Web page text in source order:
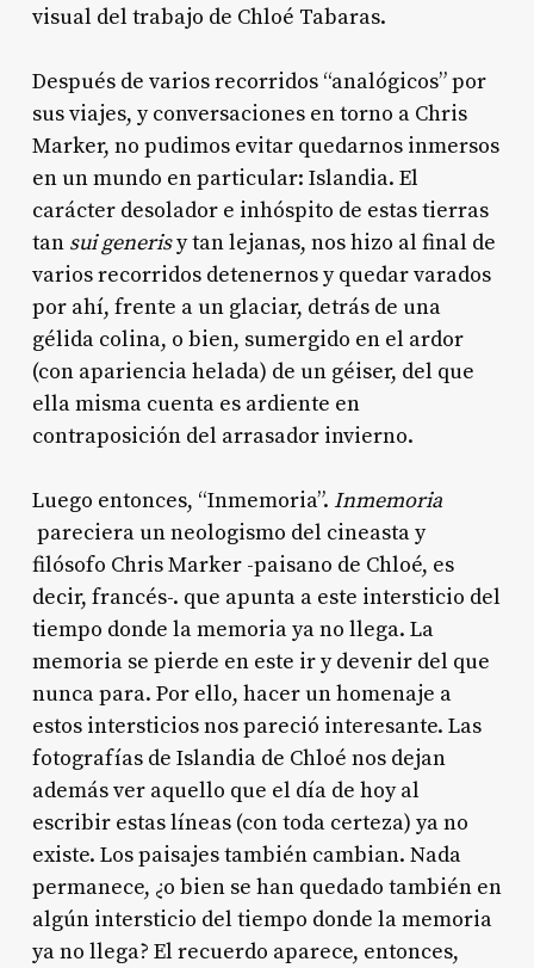
visual del trabajo de Chloé Tabaras.
Después de varios recorridos “analógicos” por
sus viajes, y conversaciones en torno a Chris
Marker, no pudimos evitar quedarnos inmersos
en un mundo en particular: Islandia. El
carácter desolador e inhóspito de estas tierras
tan sui generisy tan lejanas, nos hizo al final de
varios recorridos detenernos y quedar varados
por ahí, frente a un glaciar, detrás de una
gélida colina, o bien, sumergido en el ardor
(con apariencia helada) de un géiser, del que
ella misma cuenta es ardiente en
contraposición del arrasador invierno.
Luego entonces, “Inmemoria”. Inmemoria
pareciera un neologismo del cineasta y
filósofo Chris Marker -paisano de Chloé, es
decir, francés-. que apunta a este intersticio del
tiempo donde la memoria ya no llega. La
memoria se pierde en este ir y devenir del que
nunca para. Por ello, hacer un homenaje a
estos intersticios nos pareció interesante. Las
fotografías de Islandia de Chloé nos dejan
además ver aquello que el día de hoy al
escribir estas líneas (con toda certeza) ya no
existe. Los paisajes también cambian. Nada
permanece, ¿o bien se han quedado también en
algún intersticio del tiempo donde la memoria
ya no llega? El recuerdo aparece, entonces,